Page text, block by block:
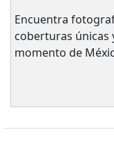
Encuentra
coberturas únicas
momento de